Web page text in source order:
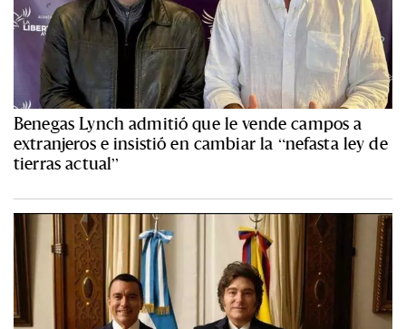
Benegas Lynch admitió que le vende campos a
extranjeros e insistió en cambiar la “nefasta ley de
tierras actual”